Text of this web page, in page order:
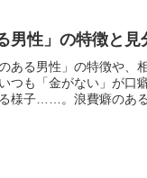
男性」の特徴と
ある男性」の特徴や、
つも「金がない」が口
様子……。浪費癖のあ